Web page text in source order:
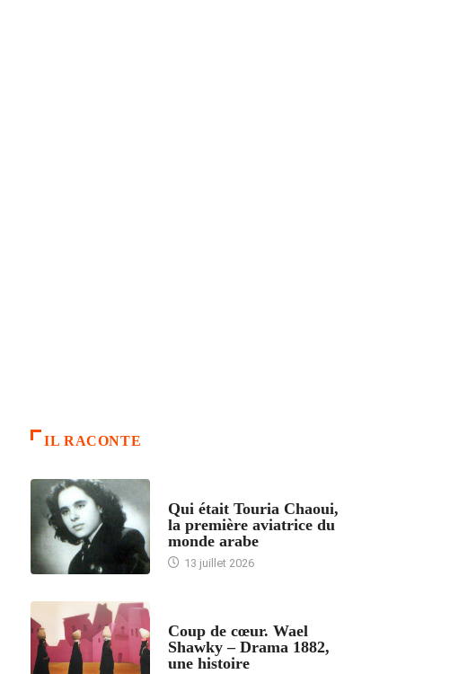
IL RACONTE
Qui était Touria Chaoui,
la première aviatrice du
monde arabe
13 juillet 2026
Coup de cœur. Wael
Shawky – Drama 1882,
une histoire